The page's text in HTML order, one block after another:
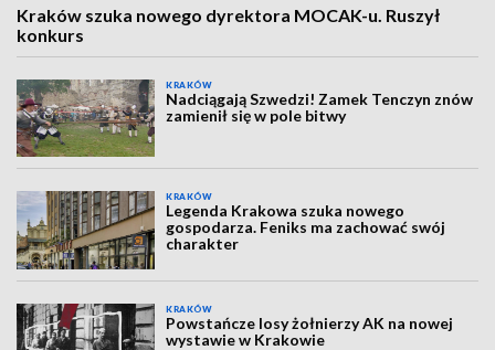
Kraków szuka nowego dyrektora MOCAK-u. Ruszył
konkurs
KRAKÓW
Nadciągają Szwedzi! Zamek Tenczyn znów
zamienił się w pole bitwy
KRAKÓW
Legenda Krakowa szuka nowego
gospodarza. Feniks ma zachować swój
charakter
KRAKÓW
Powstańcze losy żołnierzy AK na nowej
wystawie w Krakowie